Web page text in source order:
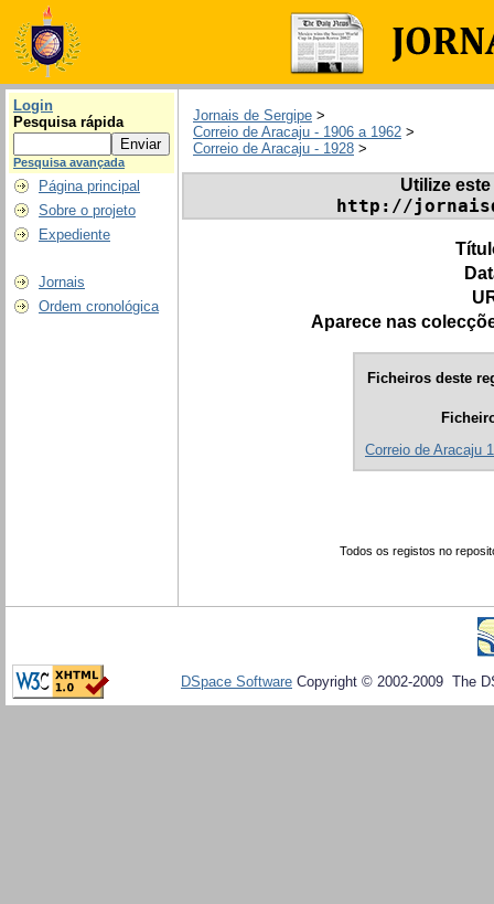
Login
Pesquisa rápida
Pesquisa avançada
Página principal
Sobre o projeto
Expediente
Jornais
Ordem cronológica
Jornais de Sergipe >
Correio de Aracaju - 1906 a 1962 >
Correio de Aracaju - 1928 >
Utilize
http://
Aparece nas
Ficheiros deste
Correio de Aracaju
Todos os registos no
DSpace Software Copyright © 2002-2009 The